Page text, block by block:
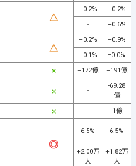
+0.2%
+0.2%
-
+0.6%
+0.2%
+0.9%
+0.1%
±0.0%
+172億 +191億
-
-69.28
億
- -1億
6.5% 6.5%
+2.00万
人
+1.82万
人